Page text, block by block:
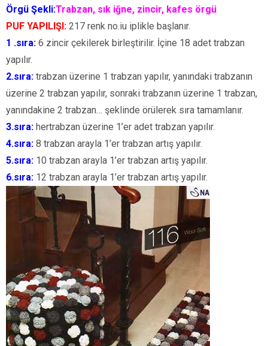
Örgü Şekli:Trabzan, sık iğne, zincir, kafes örgü
PUF YAPILIŞI: 217 renk no.iu iplikle başlanır.
1 .sıra: 6 zincir çekilerek birleştirilir. İçine 18 adet trabzan
yapılır.
2.sıra: trabzan üzerine 1 trabzan yapılır, yanındaki trabzanın
üzerine 2 trabzan yapılır, sonraki trabzanın üzerine 1 trabzan,
yanındakine 2 trabzan… şeklinde örülerek sıra tamamlanır.
3.sıra: hertrabzan üzerine 1’er adet trabzan yapılır.
4.sıra: 8 trabzan arayla 1’er trabzan artış yapılır.
5.sıra: 10 trabzan arayla 1’er trabzan artış yapılır.
6.sıra: 12 trabzan arayla 1’er trabzan artış yapılır.